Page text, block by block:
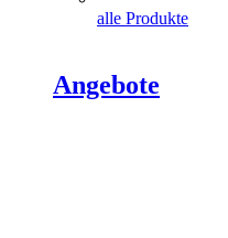
alle Produkte
Angebote